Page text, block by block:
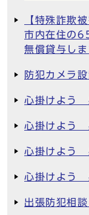
【特殊詐欺
市内在住の
無償貸与しま
防犯カメラ
心掛けよう
心掛けよう
心掛けよう
心掛けよう
出張防犯相